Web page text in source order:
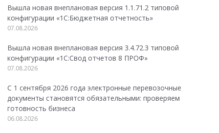
Вышла новая внеплановая версия 1.1.71.2 типовой
конфигурации «1C:Бюджетная отчетность»
07.08.2026
Вышла новая внеплановая версия 3.4.72.3 типовой
конфигурации «1C:Свод отчетов 8 ПРОФ»
07.08.2026
С 1 сентября 2026 года электронные перевозочные
документы становятся обязательными: проверяем
готовность бизнеса
06.08.2026